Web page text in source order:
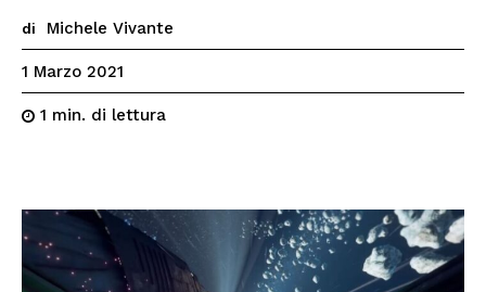
di Michele Vivante
1 Marzo 2021
1 min. di lettura